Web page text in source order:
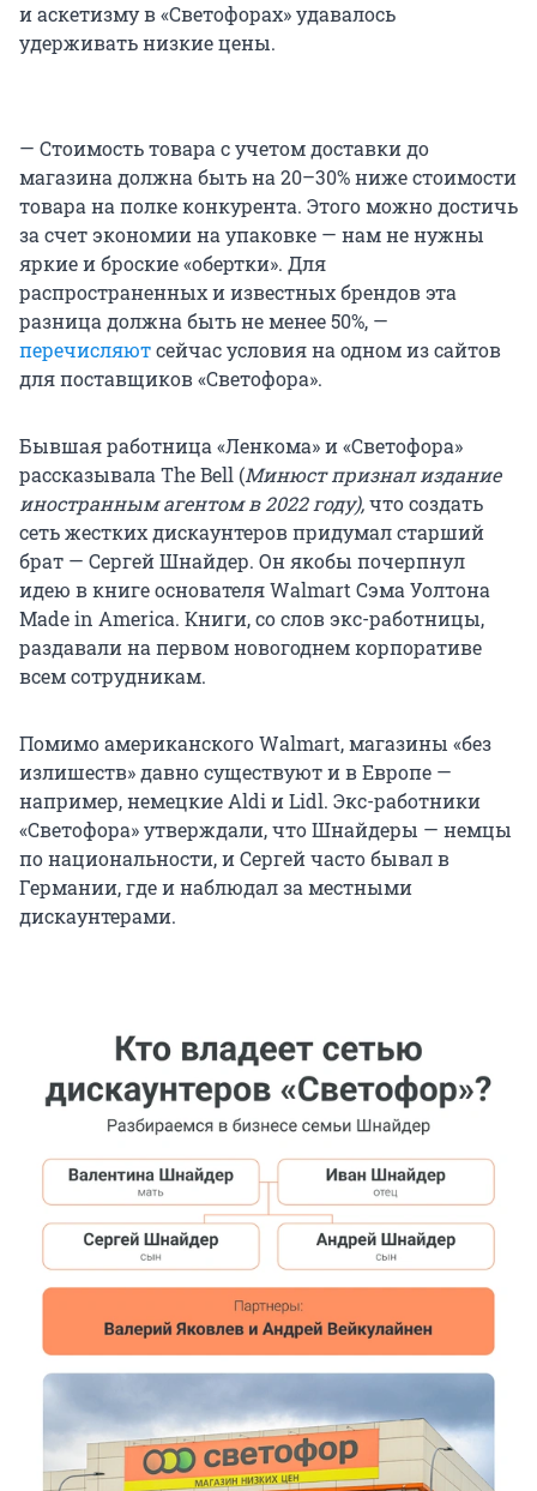
и аскетизму в «Светофорах» удавалось
удерживать низкие цены.
— Стоимость товара с учетом доставки до
магазина должна быть на 20–30% ниже стоимости
товара на полке конкурента. Этого можно достичь
за счет экономии на упаковке — нам не нужны
яркие и броские «обертки». Для
распространенных и известных брендов эта
разница должна быть не менее 50%, —
перечисляютсейчас условия на одном из сайтов
для поставщиков «Светофора».
Бывшая работница «Ленкома» и «Светофора»
рассказывала The Bell (Минюст признал издание
иностранным агентом в 2022 году),что создать
сеть жестких дискаунтеров придумал старший
брат — Сергей Шнайдер. Он якобы почерпнул
идею в книге основателя Walmart Сэма Уолтона
Made in America. Книги, со слов экс-работницы,
раздавали на первом новогоднем корпоративе
всем сотрудникам.
Помимо американского Walmart, магазины «без
излишеств» давно существуют и в Европе —
например, немецкие Aldi и Lidl. Экс-работники
«Светофора» утверждали, что Шнайдеры — немцы
по национальности, и Сергей часто бывал в
Германии, где и наблюдал за местными
дискаунтерами.